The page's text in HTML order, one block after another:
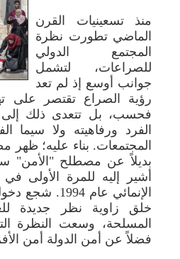
منذ تسعينيات القرن
الماضي تطورت نظرة
المجتمع الدولي
للصراعات، لتشمل
جوانب أوسع إذ لم تعد
رؤية الصراع تقتصر على
فحسب، بل تتعدى ذلك إلى
الفرد ورفاهيته ولا سيما
المجتمعات. بناء عليه؛ ظهر
بديلاً عن مصطلح "الأمن"
أشير إليه للمرة الأولى في
الإنمائي عام
خلق زاوية نظر جديدة
المسلحة، وسعت النظرة
فضلاً عن أمن الدولة أمن